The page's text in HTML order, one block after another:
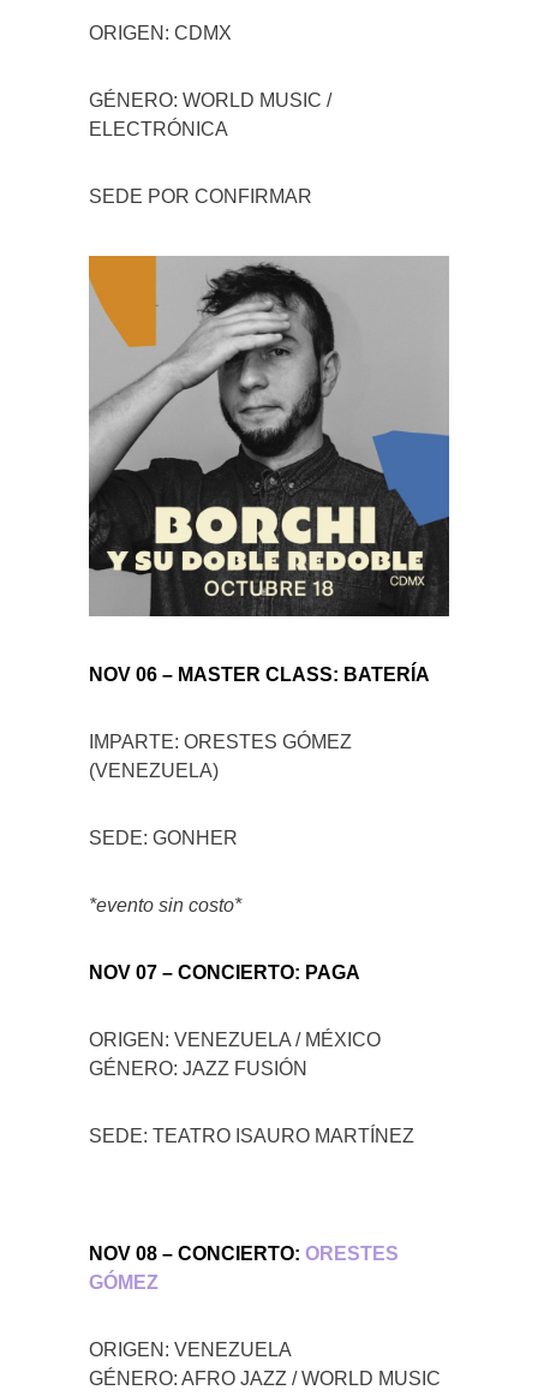
ORIGEN: CDMX
GÉNERO: WORLD MUSIC /
ELECTRÓNICA
SEDE POR CONFIRMAR
NOV 06 – MASTER CLASS: BATERÍA
IMPARTE: ORESTES GÓMEZ
(VENEZUELA)
SEDE: GONHER
*evento sin costo*
NOV 07 – CONCIERTO: PAGA
ORIGEN: VENEZUELA / MÉXICO
GÉNERO: JAZZ FUSIÓN
SEDE: TEATRO ISAURO MARTÍNEZ
NOV 08 – CONCIERTO: ORESTES
GÓMEZ
ORIGEN: VENEZUELA
GÉNERO: AFRO JAZZ / WORLD MUSIC